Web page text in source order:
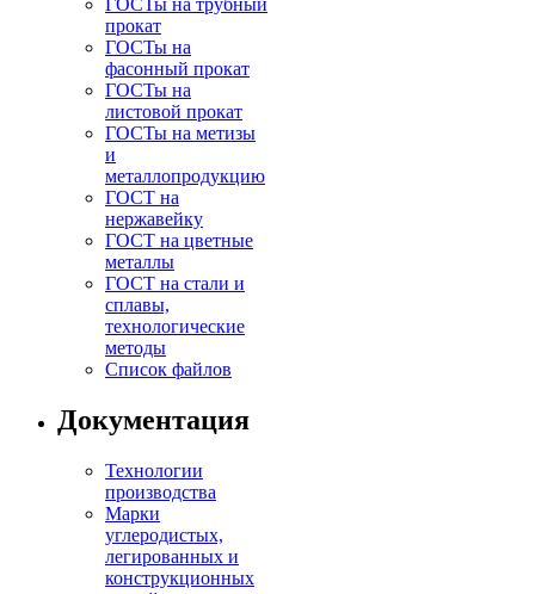
прокат
ГОСТы на
фасонный прокат
ГОСТы на
листовой прокат
ГОСТы на метизы
и
металлопродукцию
ГОСТ на
нержавейку
ГОСТ на цветные
металлы
ГОСТ на стали и
сплавы,
технологические
методы
Список файлов
Документация
Технологии
производства
Марки
углеродистых,
легированных и
конструкционных